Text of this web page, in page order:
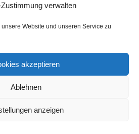
verwalten
Website und unseren Service zu
akzeptieren
Ablehnen
anzeigen
Mal kurz. Ansonsten kommt man
fahren 😉
Forest, zur Tempelanlage in
Wasserfällen und zum UNESCO
mit Taschenlampen bewaffnet